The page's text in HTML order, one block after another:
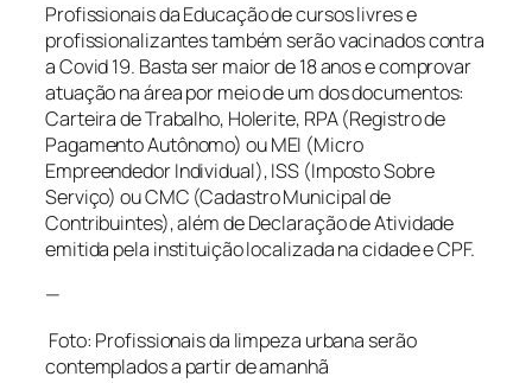
Profissionais da Educação de cursos livres e
profissionalizantes também serão vacinados contra
a Covid 19. Basta ser maior de 18 anos e comprovar
atuação na área por meio de um dos documentos:
Carteira de Trabalho, Holerite, RPA (Registro de
Pagamento Autônomo) ou MEI (Micro
Empreendedor Individual), ISS (Imposto Sobre
Serviço) ou CMC (Cadastro Municipal de
Contribuintes), além de Declaração de Atividade
emitida pela instituição localizada na cidade e CPF.
—
Foto: Profissionais da limpeza urbana serão
contemplados a partir de amanhã